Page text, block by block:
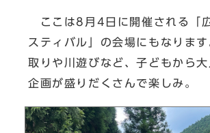
ここは8月4日に開催される「
スティバル」の会場にもなりま
取りや川遊びなど、子どもから
企画が盛りだくさんで楽しみ。